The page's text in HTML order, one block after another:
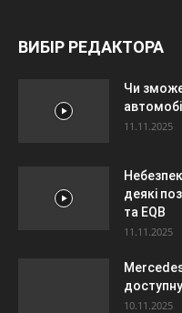
ВИБІР РЕДАКТОРА
Чи
11.11.2025
деякі
та EQB
11.11.2025
10.11.2025